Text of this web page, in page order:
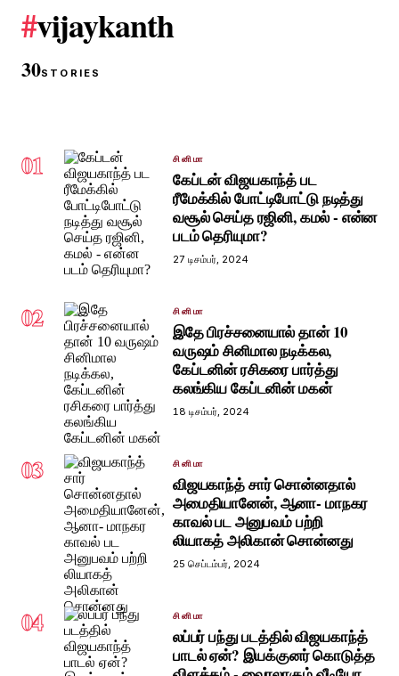
#vijaykanth
30STORIES
01 சினிமா
கேப்டன் விஜயகாந்த் பட
ரீமேக்கில் போட்டிபோட்டு நடித்து
வசூல் செய்த ரஜினி, கமல் - என்ன
படம் தெரியுமா?
27 டிசம்பர், 2024
02 சினிமா
இதே பிரச்சனையால் தான் 10
வருஷம் சினிமால நடிக்கல,
கேப்டனின் ரசிகரை பார்த்து
கலங்கிய கேப்டனின் மகன்
18 டிசம்பர், 2024
03 சினிமா
விஜயகாந்த் சார் சொன்னதால்
அமைதியானேன், ஆனா- மாநகர
காவல் பட அனுபவம் பற்றி
லியாகத் அலிகான் சொன்னது
25 செப்டம்பர், 2024
04 சினிமா
லப்பர் பந்து படத்தில் விஜயகாந்த்
பாடல் ஏன்? இயக்குனர் கொடுத்த